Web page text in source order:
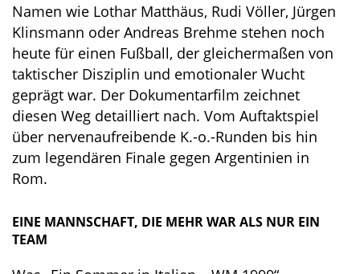
Namen wie Lothar Matthäus, Rudi Völler, Jürgen
Klinsmann oder Andreas Brehme stehen noch
heute für einen Fußball, der gleichermaßen von
taktischer Disziplin und emotionaler Wucht
geprägt war. Der Dokumentarfilm zeichnet
diesen Weg detailliert nach. Vom Auftaktspiel
über nervenaufreibende K.-o.-Runden bis hin
zum legendären Finale gegen Argentinien in
Rom.
EINE MANNSCHAFT, DIE MEHR WAR ALS NUR EIN
TEAM